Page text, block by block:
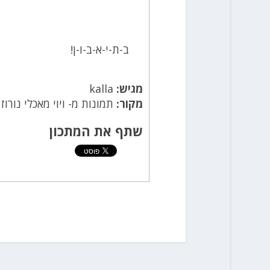
ב-ת-י-א-ב-ו-ן!
מגיש: kalla
מקור: תמונות מ- ויוי מאכלי נורוז
שתף את המתכון